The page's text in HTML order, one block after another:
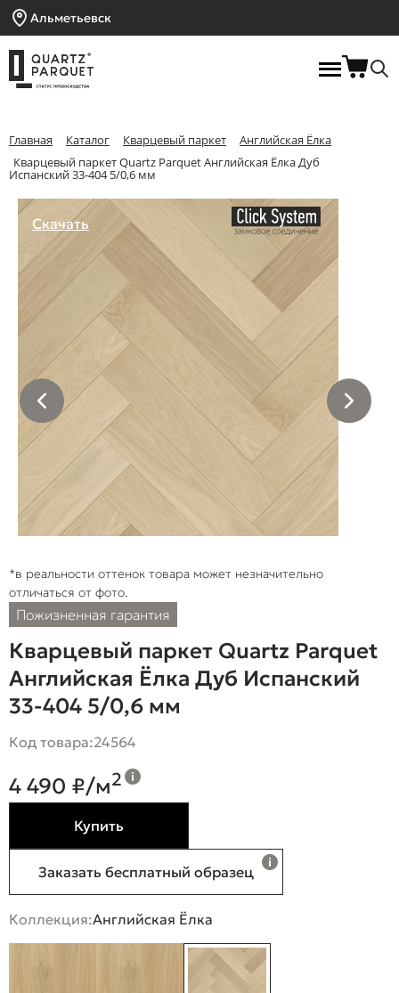
Альметьевск
Главная Каталог Кварцевый паркет
Английская Ёлка
Кварцевый паркет Quartz Parquet Английская Ёлка Дуб
Испанский 33-404 5/0,6 мм
Скачать
*в реальности оттенок товара может незначительно
отличаться от фото.
Пожизненная гарантия
Кварцевый паркет Quartz Parquet
Английская Ёлка Дуб Испанский
33-404 5/0,6 мм
Код товара:24564
4 490 ₽/м2
Купить
Заказать бесплатный образец
Коллекция:Английская Ёлка